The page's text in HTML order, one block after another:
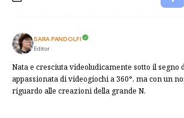
SARA PANDOLFI
Editor
Nata e cresciuta videoludicamente sotto il
appassionata di videogiochi a 360°, ma con un
riguardo alle creazioni della grande N.